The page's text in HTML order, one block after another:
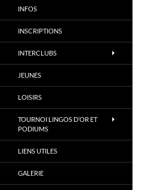
INFOS
INSCRIPTIONS
INTERCLUBS
JEUNES
LOISIRS
TOURNOI LINGOS D’OR ET
PODIUMS
LIENS UTILES
GALERIE